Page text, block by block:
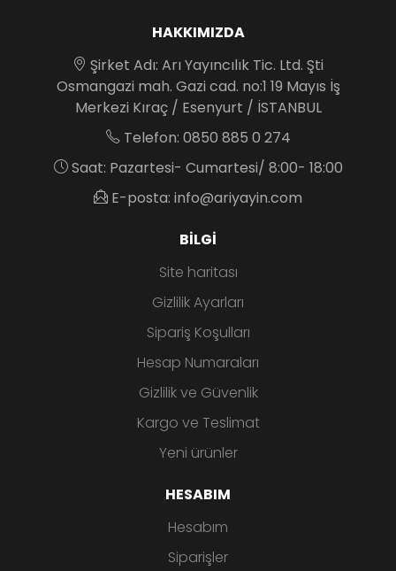
HAKKIMIZDA
Şirket Adı: Arı Yayıncılık Tic. Ltd. Şti
Osmangazi mah. Gazi cad. no:1 19 Mayıs İş
Merkezi Kıraç / Esenyurt / İSTANBUL
Telefon: 0850 885 0 274
Saat: Pazartesi- Cumartesi/ 8:00- 18:00
E-posta: info@ariyayin.com
BILGI
Site haritası
Gizlilik Ayarları
Sipariş Koşulları
Hesap Numaraları
Gizlilik ve Güvenlik
Kargo ve Teslimat
Yeni ürünler
HESABIM
Hesabım
Siparişler